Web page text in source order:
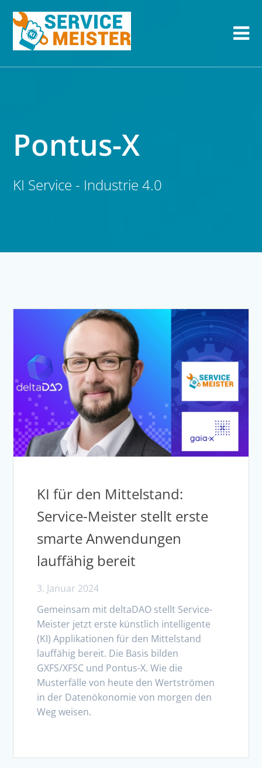
Pontus-X
KI Service - Industrie 4.0
KI für den Mittelstand:
Service-Meister stellt erste
smarte Anwendungen
lauffähig bereit
3. Januar 2024
Gemeinsam mit deltaDAO stellt Service-
Meister jetzt erste künstlich intelligente
(KI) Applikationen für den Mittelstand
lauffähig bereit. Die Basis bilden
GXFS/XFSC und Pontus-X. Wie die
Musterfälle von heute den Wertströmen
in der Datenökonomie von morgen den
Weg weisen.